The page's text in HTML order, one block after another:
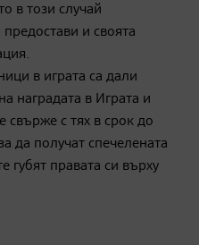
в този случай
и своята
в играта са дали
наградата в Играта и
свърже с тях в срок до
да получат спечелената
губят правата си върху